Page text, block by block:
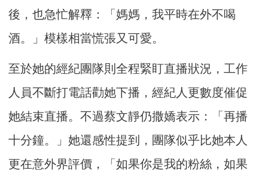
後，也急忙解釋：「媽媽，我平時在外不喝
酒。」模樣相當慌張又可愛。
至於她的經紀團隊則全程緊盯直播狀況，工作
人員不斷打電話勸她下播，經紀人更數度催促
她結束直播。不過蔡文靜仍撒嬌表示：「再播
十分鐘。」她還感性提到，團隊似乎比她本人
更在意外界評價，「如果你是我的粉絲，如果